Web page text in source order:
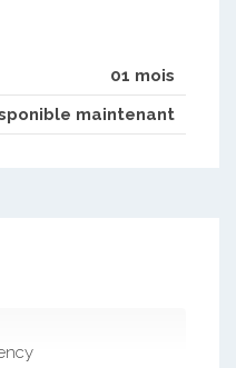
01 mois
maintenant